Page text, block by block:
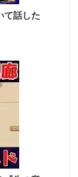
て話した